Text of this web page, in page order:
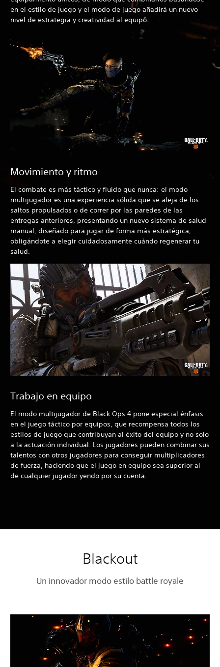
en el estilo de juego y el modo de juego añadirá un nuevo
nivel de estrategia y creatividad al equipo.
Movimiento y ritmo
El combate es más táctico y fluido que nunca: el modo
multijugador es una experiencia sólida que se aleja de los
saltos propulsados o de correr por las paredes de las
entregas anteriores, presentando un nuevo sistema de salud
manual, diseñado para jugar de forma más estratégica,
obligándote a elegir cuidadosamente cuándo regenerar tu
salud.
Trabajo en equipo
El modo multijugador de Black Ops 4 pone especial énfasis
en el juego táctico por equipos, que recompensa todos los
estilos de juego que contribuyan al éxito del equipo y no solo
a la actuación individual. Los jugadores pueden combinar sus
talentos con otros jugadores para conseguir multiplicadores
de fuerza, haciendo que el juego en equipo sea superior al
de cualquier jugador yendo por su cuenta.
Blackout
Un innovador modo estilo battle royale